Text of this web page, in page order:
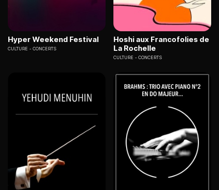
Hyper Weekend Festival
CULTURE CONCERTS
Hoshi aux Francofolies de
La Rochelle
CULTURE CONCERTS